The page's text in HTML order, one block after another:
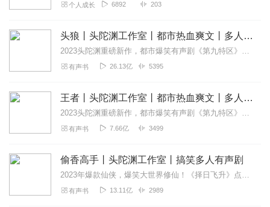
个人成长 6892 203
头狼丨头陀渊工作室丨都市热血爽文丨多人有声剧
2023头陀渊重磅新作，都市爆笑有声剧《第九特区》，点击收听！内容简介本来我只想老老实实的当条哈巴狗，可他们瞧不起我，硬生生的把我逼成一头狼！CAST旁白：...
有声书 26.13亿 5395
王者丨头陀渊工作室丨都市热血爽文丨多人有声剧
2023头陀渊重磅新作，都市爆笑有声剧《第九特区》，点击收听！内容简介主人公赵成虎，一个社会最底层得小人物，在这繁杂的社会，靠着自己和一帮生死兄弟，一步一步走...
有声书 7.66亿 3499
偷香高手丨头陀渊工作室丨搞笑多人有声剧
2023年爆款仙侠，爆笑大世界修仙！《择日飞升》点击传送头陀渊工作室超震撼有声剧《头狼》点击收听！点击订阅精彩不迷路！【内容简介】当主角醒来发现自己变成了宋青书...
有声书 13.11亿 2989